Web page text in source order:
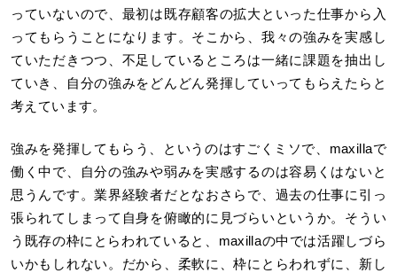
っていないので、最初は既存顧客の拡大といった仕事から入
ってもらうことになります。そこから、我々の強みを実感し
ていただきつつ、不足しているところは一緒に課題を抽出し
ていき、自分の強みをどんどん発揮していってもらえたらと
考えています。
強みを発揮してもらう、というのはすごくミソで、maxillaで
働く中で、自分の強みや弱みを実感するのは容易くはないと
思うんです。業界経験者だとなおさらで、過去の仕事に引っ
張られてしまって自身を俯瞰的に見づらいというか。そうい
う既存の枠にとらわれていると、maxillaの中では活躍しづら
いかもしれない。だから、柔軟に、枠にとらわれずに、新し